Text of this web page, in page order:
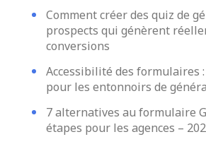
Comment créer des quiz de
prospects qui génèrent
conversions
Accessibilité des formulaires
pour les entonnoirs de
7 alternatives au formulaire
étapes pour les agences –